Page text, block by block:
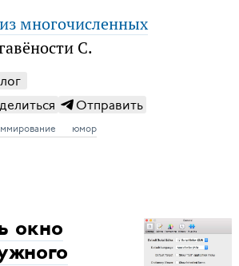
многочисленных
C.
Отправить
юмор
окно